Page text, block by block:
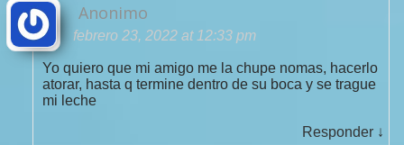
Anonimo
febrero 23, 2022 at 12:33 pm
Yo quiero que mi amigo me la chupe nomas, hacerlo
atorar, hasta q termine dentro de su boca y se trague
mi leche
Responder ↓